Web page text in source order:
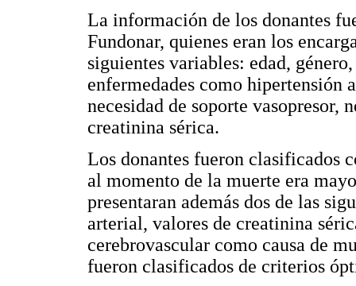
La información de los donantes
Fundonar, quienes eran los
siguientes variables: edad,
enfermedades como
necesidad de soporte
creatinina sérica.
Los donantes fueron clasificados
al momento de la muerte era
presentaran además dos de las
arterial, valores de creatinina
cerebrovascular como causa de
fueron clasificados de criterios